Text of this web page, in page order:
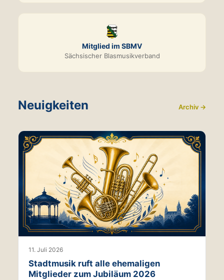
Mitglied im SBMV
Sächsischer Blasmusikverband
Neuigkeiten Archiv →
11. Juli 2026
Stadtmusik ruft alle ehemaligen
Mitglieder zum Jubiläum 2026